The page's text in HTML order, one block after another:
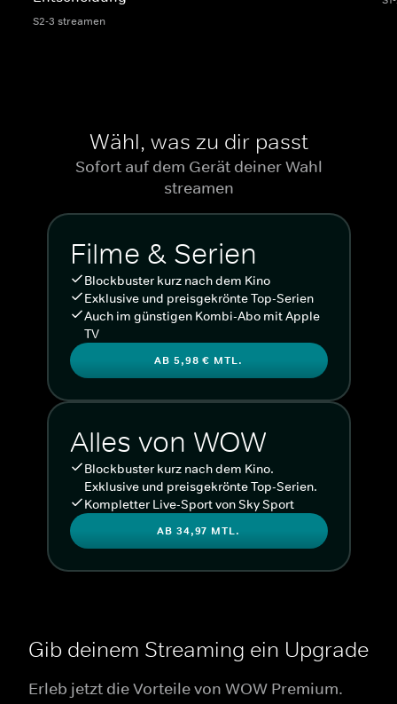
S2-3 streamen
Wähl, was zu dir passt
Sofort auf dem Gerät deiner Wahl
streamen
Filme & Serien
Blockbuster kurz nach dem Kino
Exklusive und preisgekrönte Top-Serien
Auch im günstigen Kombi-Abo mit Apple
TV
AB 5,98 € MTL.
Alles von WOW
Blockbuster kurz nach dem Kino.
Exklusive und preisgekrönte Top-Serien.
Kompletter Live-Sport von Sky Sport
AB 34,97 MTL.
Gib deinem Streaming ein Upgrade
Erleb jetzt die Vorteile von WOW Premium.